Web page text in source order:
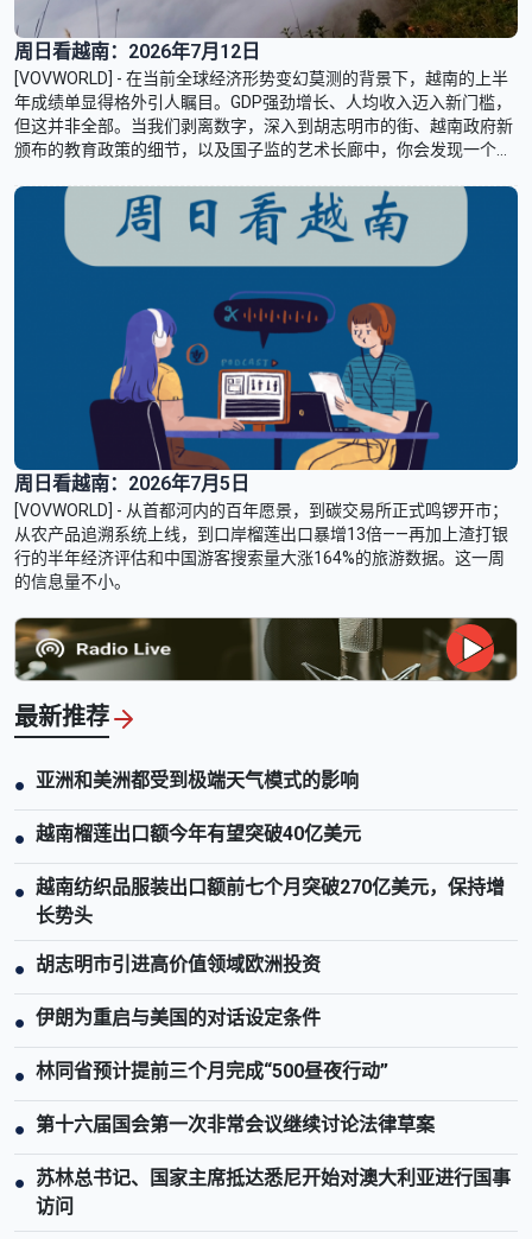
周日看越南：2026年7月12日
[VOVWORLD] - 在当前全球经济形势变幻莫测的背景下，越南的上半
年成绩单显得格外引人瞩目。GDP强劲增长、人均收入迈入新门槛，
但这并非全部。当我们剥离数字，深入到胡志明市的街、越南政府新
颁布的教育政策的细节，以及国子监的艺术长廊中，你会发现一个更
周日看越南：2026年7月5日
[VOVWORLD] - 从首都河内的百年愿景，到碳交易所正式鸣锣开市；
从农产品追溯系统上线，到口岸榴莲出口暴增13倍——再加上渣打银
行的半年经济评估和中国游客搜索量大涨164%的旅游数据。这一周
的信息量不小。
最新推荐
● 亚洲和美洲都受到极端天气模式的影响
● 越南榴莲出口额今年有望突破40亿美元
● 越南纺织品服装出口额前七个月突破270亿美元，保持增
长势头
● 胡志明市引进高价值领域欧洲投资
● 伊朗为重启与美国的对话设定条件
● 林同省预计提前三个月完成“500昼夜行动”
● 第十六届国会第一次非常会议继续讨论法律草案
● 苏林总书记、国家主席抵达悉尼开始对澳大利亚进行国事
访问